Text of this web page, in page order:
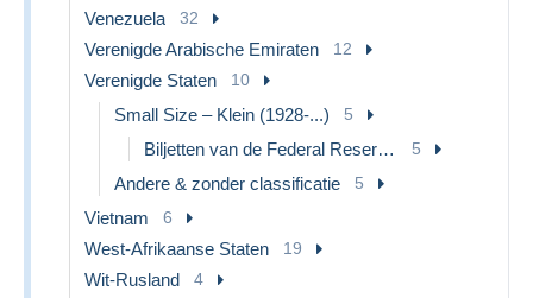
Venezuela 32
Verenigde Arabische Emiraten 12
Verenigde Staten 10
Small Size – Klein (1928-...) 5
Biljetten van de Federal Reserve (1928-...) 5
Andere & zonder classificatie 5
Vietnam 6
West-Afrikaanse Staten 19
Wit-Rusland 4